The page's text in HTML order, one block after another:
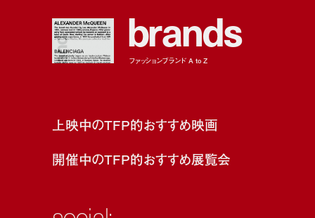
brands
ファッションブランド A to Z
上映中のTFP的おすすめ映画
開催中のTFP的おすすめ展覧会